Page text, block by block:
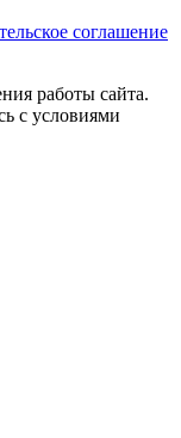
соглашение
работы сайта.
с условиями